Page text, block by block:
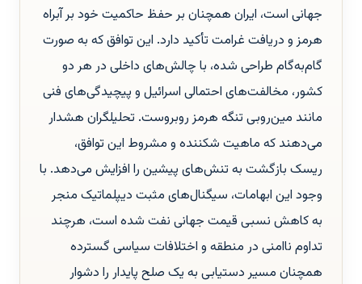
جهانی است، ایران همچنان بر حفظ حاکمیت خود بر آبراه
هرمز و دریافت غرامت تأکید دارد. این توافق که به صورت
گام‌به‌گام طراحی شده، با چالش‌های داخلی در هر دو
کشور، مخالفت‌های احتمالی اسرائیل و پیچیدگی‌های فنی
مانند مین‌روبی تنگه هرمز روبروست. تحلیلگران هشدار
می‌دهند که ماهیت شکننده و مشروط این توافق،
ریسک بازگشت به تنش‌های پیشین را افزایش می‌دهد. با
وجود این ابهامات، سیگنال‌های مثبت دیپلماتیک منجر
به کاهش نسبی قیمت جهانی نفت شده است، هرچند
تداوم ناامنی در منطقه و اختلافات سیاسی گسترده
همچنان مسیر دستیابی به یک صلح پایدار را دشوار